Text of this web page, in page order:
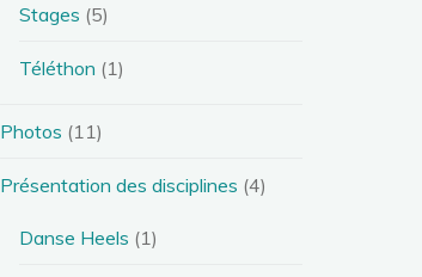
Stages (5)
Téléthon (1)
Photos (11)
Présentation des disciplines (4)
Danse Heels (1)